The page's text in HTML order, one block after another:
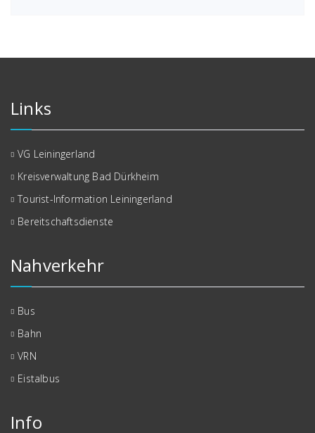
Links
VG Leiningerland
Kreisverwaltung Bad Dürkheim
Tourist-Information Leiningerland
Bereitschaftsdienste
Nahverkehr
Bus
Bahn
VRN
Eistalbus
Info